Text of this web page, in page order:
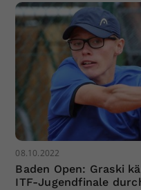
08.10.2022
Baden Open: Graski
ITF-Jugendfinale